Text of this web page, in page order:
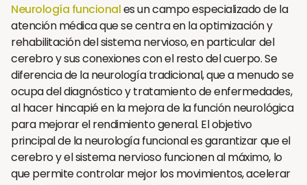
Neurología funcionales un campo especializado de la
atención médica que se centra en la optimización y
rehabilitación del sistema nervioso, en particular del
cerebro y sus conexiones con el resto del cuerpo. Se
diferencia de la neurología tradicional, que a menudo se
ocupa del diagnóstico y tratamiento de enfermedades,
al hacer hincapié en la mejora de la función neurológica
para mejorar el rendimiento general. El objetivo
principal de la neurología funcional es garantizar que el
cerebro y el sistema nervioso funcionen al máximo, lo
que permite controlar mejor los movimientos, acelerar